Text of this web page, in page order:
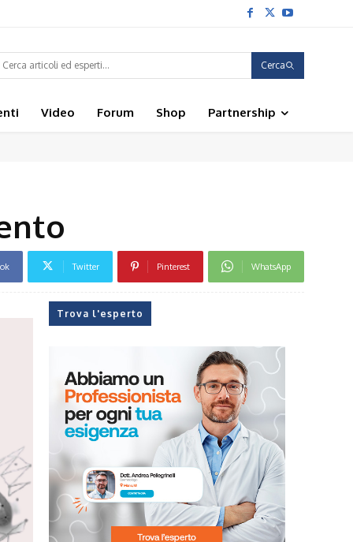
Cerca
Video Forum Shop Partnership
Twitter Pinterest WhatsApp
Trova l'esperto